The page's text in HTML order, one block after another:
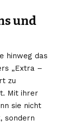
und
hinweg das
„Extra –
zu
Mit ihrer
sie nicht
sondern